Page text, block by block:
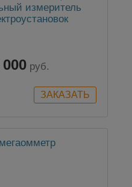
измеритель
руб.